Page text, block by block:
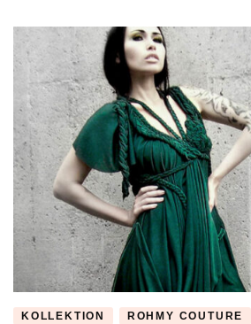
KOLLEKTION ROHMY COUTURE